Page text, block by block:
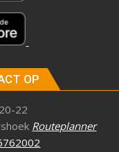
OP
22
Routeplanner